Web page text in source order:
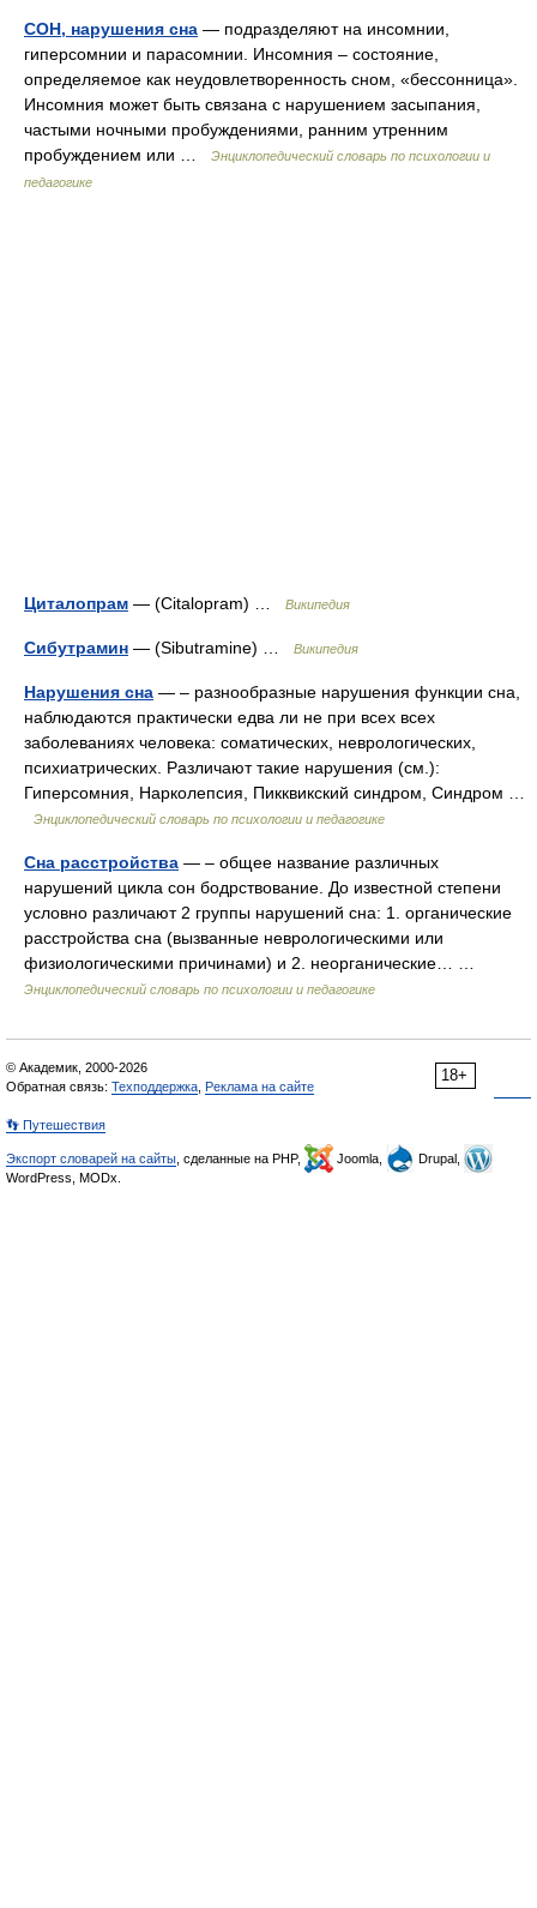
СОН, нарушения сна — подразделяют на инсомнии,
гиперсомнии и парасомнии. Инсомния – состояние,
определяемое как неудовлетворенность сном, «бессонница».
Инсомния может быть связана с нарушением засыпания,
частыми ночными пробуждениями, ранним утренним
пробуждением или …
Энциклопедический словарь по психологии и
педагогике
Циталопрам — (Citalopram) … Википедия
Сибутрамин — (Sibutramine) … Википедия
Нарушения сна — – разнообразные нарушения функции сна,
наблюдаются практически едва ли не при всех всех
заболеваниях человека: соматических, неврологических,
психиатрических. Различают такие нарушения (см.):
Гиперсомния, Нарколепсия, Пикквикский синдром, Синдром …
Энциклопедический словарь по психологии и педагогике
Сна расстройства — – общее название различных
нарушений цикла сон бодрствование. До известной степени
условно различают 2 группы нарушений сна: 1. органические
расстройства сна (вызванные неврологическими или
физиологическими причинами) и 2. неорганические… …
Энциклопедический словарь по психологии и педагогике
18+
© Академик, 2000-2026
Обратная связь: Техподдержка Реклама на сайте
👣 Путешествия
Экспорт словарей на сайты , сделанные на PHP, Joomla,
Drupal,
WordPress, MODx.